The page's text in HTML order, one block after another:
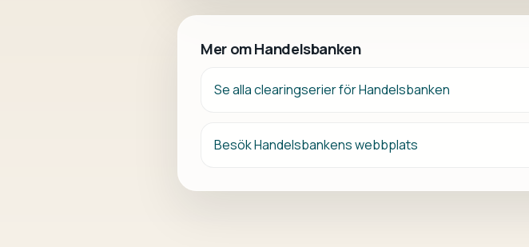
Mer om Handelsbanken
Se alla clearingserier för Handelsbanken
Besök Handelsbankens webbplats